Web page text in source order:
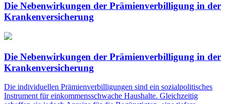
Die Nebenwirkungen der Prämienverbilligung in der
Krankenversicherung
Die Nebenwirkungen der Prämienverbilligung in der
Krankenversicherung
Die individuellen Prämienverbilligungen sind ein sozialpolitisches
Instrument für einkommensschwache Haushalte. Gleichzeitig